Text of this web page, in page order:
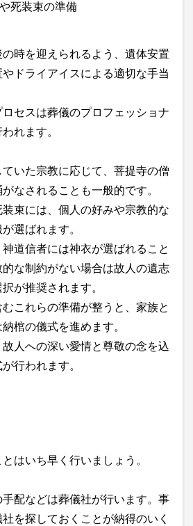
死装束の準備
時を迎えられるよう、遺体安置
ドライアイスによる適切な手当
セスは葬儀のプロフェッショナ
れます。
いた宗教に応じて、菩提寺の僧
なされることも一般的です。
束には、個人の好みや宗教的な
選ばれます。
道信者には神衣が選ばれること
な制約がない場合は故人の遺志
が推奨されます。
これらの準備が整うと、家族と
棺の儀式を進めます。
人への深い愛情と尊敬の念を込
行われます。
はいち早く行いましょう。
配などは葬儀社が行います。事
を探しておくことが納得のいく